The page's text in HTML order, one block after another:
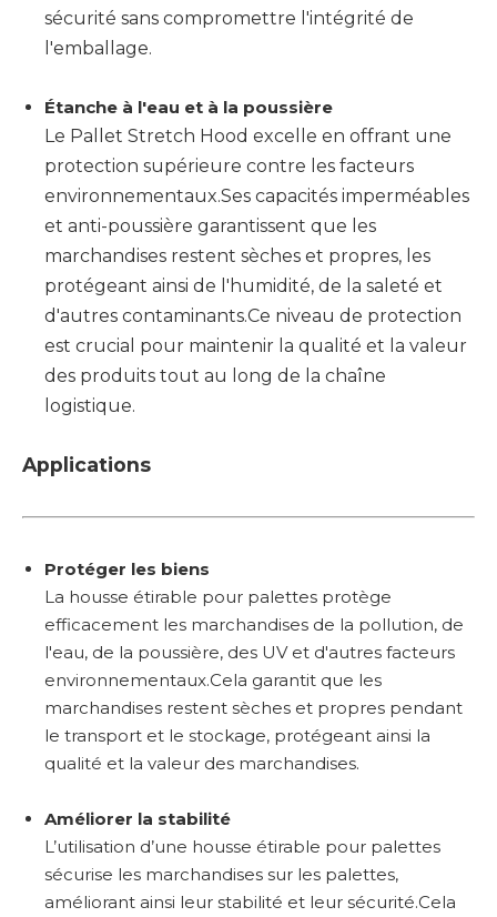
sécurité sans compromettre l'intégrité de
l'emballage.
Étanche à l'eau et à la poussière
Le Pallet Stretch Hood excelle en offrant une
protection supérieure contre les facteurs
environnementaux.Ses capacités imperméables
et anti-poussière garantissent que les
marchandises restent sèches et propres, les
protégeant ainsi de l'humidité, de la saleté et
d'autres contaminants.Ce niveau de protection
est crucial pour maintenir la qualité et la valeur
des produits tout au long de la chaîne
logistique.
Applications
Protéger les biens
La housse étirable pour palettes protège
efficacement les marchandises de la pollution, de
l'eau, de la poussière, des UV et d'autres facteurs
environnementaux.Cela garantit que les
marchandises restent sèches et propres pendant
le transport et le stockage, protégeant ainsi la
qualité et la valeur des marchandises.
Améliorer la stabilité
L’utilisation d’une housse étirable pour palettes
sécurise les marchandises sur les palettes,
améliorant ainsi leur stabilité et leur sécurité.Cela